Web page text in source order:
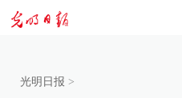
光明日报 >